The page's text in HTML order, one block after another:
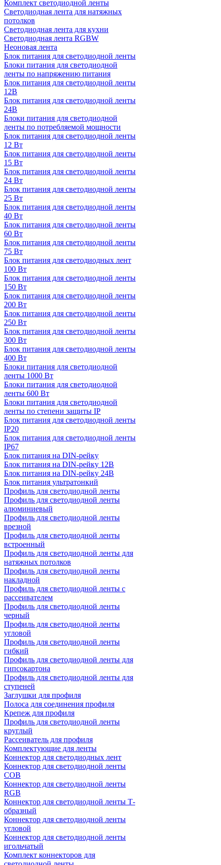
Комплект светодиодной ленты
Светодиодная лента для натяжных
потолков
Светодиодная лента для кухни
Светодиодная лента RGBW
Неоновая лента
Блок питания для светодиодной ленты
Блоки питания для светодиодной
ленты по напряжению питания
Блок питания для светодиодной ленты
12В
Блок питания для светодиодной ленты
24В
Блоки питания для светодиодной
ленты по потребляемой мощности
Блок питания для светодиодной ленты
12 Вт
Блок питания для светодиодной ленты
15 Вт
Блок питания для светодиодной ленты
24 Вт
Блок питания для светодиодной ленты
25 Вт
Блок питания для светодиодной ленты
40 Вт
Блок питания для светодиодной ленты
60 Вт
Блок питания для светодиодной ленты
75 Вт
Блок питания для светодиодных лент
100 Вт
Блок питания для светодиодной ленты
150 Вт
Блок питания для светодиодной ленты
200 Вт
Блок питания для светодиодной ленты
250 Вт
Блок питания для светодиодной ленты
300 Вт
Блок питания для светодиодной ленты
400 Вт
Блоки питания для светодиодной
ленты 1000 Вт
Блоки питания для светодиодной
ленты 600 Вт
Блоки питания для светодиодной
ленты по степени защиты IP
Блок питания для светодиодной ленты
IP20
Блок питания для светодиодной ленты
IP67
Блок питания на DIN-рейку
Блок питания на DIN-рейку 12В
Блок питания на DIN-рейку 24В
Блок питания ультратонкий
Профиль для светодиодной ленты
Профиль для светодиодной ленты
алюминиевый
Профиль для светодиодной ленты
врезной
Профиль для светодиодной ленты
встроенный
Профиль для светодиодной ленты для
натяжных потолков
Профиль для светодиодной ленты
накладной
Профиль для светодиодной ленты с
рассеивателем
Профиль для светодиодной ленты
черный
Профиль для светодиодной ленты
угловой
Профиль для светодиодной ленты
гибкий
Профиль для светодиодной ленты для
гипсокартона
Профиль для светодиодной ленты для
ступеней
Заглушки для профиля
Полоса для соединения профиля
Крепеж для профиля
Профиль для светодиодной ленты
круглый
Рассеиватель для профиля
Комплектующие для ленты
Коннектор для светодиодных лент
Коннектор для светодиодной ленты
COB
Коннектор для светодиодной ленты
RGB
Коннектор для светодиодной ленты Т-
образный
Коннектор для светодиодной ленты
угловой
Коннектор для светодиодной ленты
игольчатый
Комплект коннекторов для